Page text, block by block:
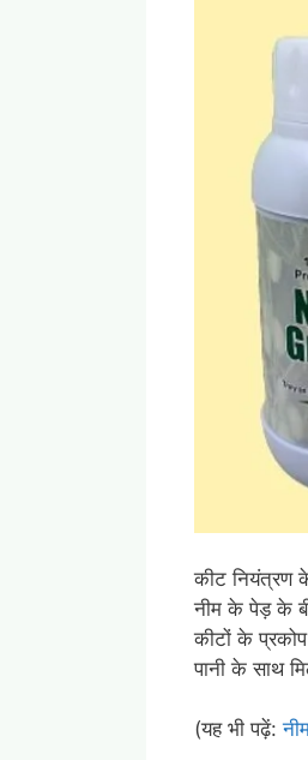
कीट नियंत्रण
नीम के पेड़ के
कीटों के
पानी के साथ
(यह भी पढ़ें: